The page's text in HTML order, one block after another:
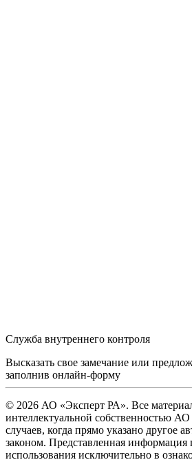
Служба внутреннего контроля
Высказать свое замечание или
заполнив онлайн-форму
© 2026 АО «Эксперт РА». Все
интеллектуальной собственностью
случаев, когда прямо указано другое
законом. Представленная информация
использования исключительно в